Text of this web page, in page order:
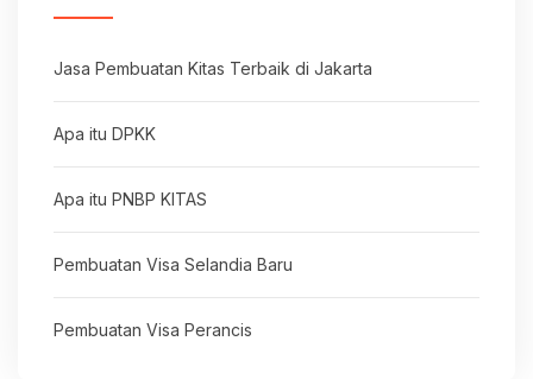
Jasa Pembuatan Kitas Terbaik di Jakarta
Apa itu DPKK
Apa itu PNBP KITAS
Pembuatan Visa Selandia Baru
Pembuatan Visa Perancis